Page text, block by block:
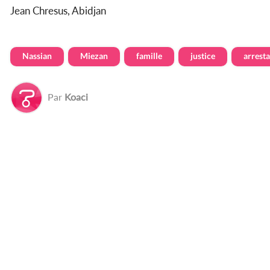
Jean Chresus, Abidjan
Nassian Miezan famille justice
Par Koaci